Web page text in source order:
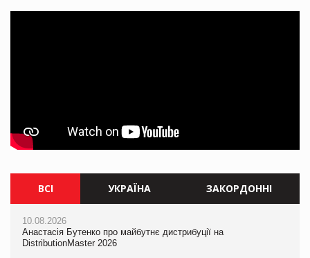
ВСІ УКРАЇНА ЗАКОРДОННІ
10.08.2026
Анастасія Бутенко про майбутнє дистрибуції на
DistributionMaster 2026
10.08.2026
Анастасія Бутенко про майбутнє дистрибуції на
DistributionMaster 2026
10.08.2026
Mattel присвятила Barbie Вітні Х'юстон